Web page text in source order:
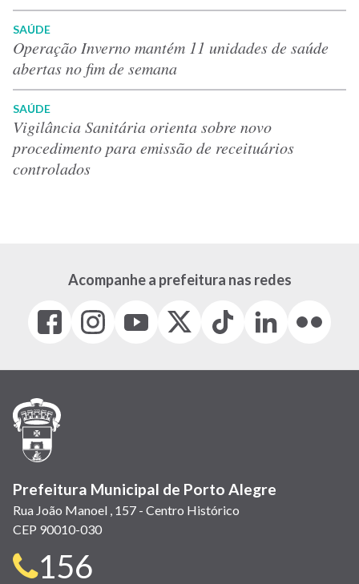
SAÚDE
Operação Inverno mantém 11 unidades de saúde
abertas no fim de semana
SAÚDE
Vigilância Sanitária orienta sobre novo
procedimento para emissão de receituários
controlados
Acompanhe a prefeitura nas redes
Facebook
(link
em
janela)
Instagram
(link
em
(link
em
(Antigo
(link
Tiktok
(link
em
LinkedIn
(link
em
(link
em
Prefeitura Municipal de Porto Alegre
Rua João Manoel , 157 - Centro Histórico
CEP 90010-030
Telefone
156